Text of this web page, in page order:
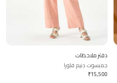
دفتر ملاحظات
جمبسوت دنيم فلورا
₹15,500